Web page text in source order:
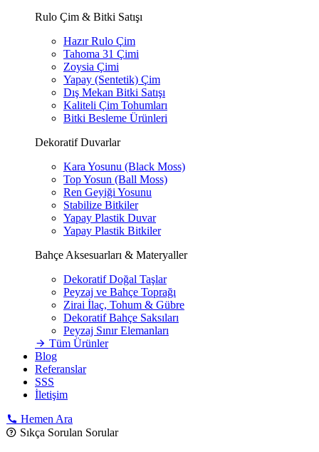
Rulo Çim & Bitki Satışı
Hazır Rulo Çim
Tahoma 31 Çimi
Zoysia Çimi
Yapay (Sentetik) Çim
Dış Mekan Bitki Satışı
Kaliteli Çim Tohumları
Bitki Besleme Ürünleri
Dekoratif Duvarlar
Kara Yosunu (Black Moss)
Top Yosun (Ball Moss)
Ren Geyiği Yosunu
Stabilize Bitkiler
Yapay Plastik Duvar
Yapay Plastik Bitkiler
Bahçe Aksesuarları & Materyaller
Dekoratif Doğal Taşlar
Peyzaj ve Bahçe Toprağı
Zirai İlaç, Tohum & Gübre
Dekoratif Bahçe Saksıları
Peyzaj Sınır Elemanları
Tüm Ürünler
Blog
Referanslar
SSS
İletişim
Hemen Ara
Sıkça Sorulan Sorular